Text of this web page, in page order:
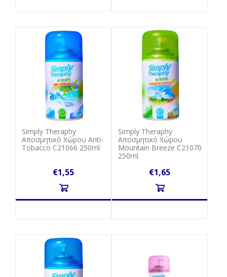
Simply Theraphy
Αποσμητικό Χώρου Anti-
Tobacco C21066 250ml
€1,55
Simply Theraphy
Αποσμητικό Χώρου
Mountain Breeze C21070
250ml
€1,65